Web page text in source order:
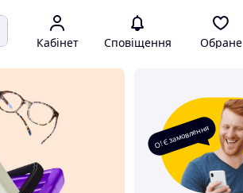
Кабінет Сповіщення Обране
О! Є замовлення